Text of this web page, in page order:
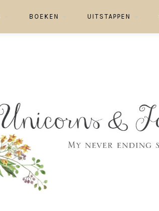
BOEKEN UITSTAPPEN